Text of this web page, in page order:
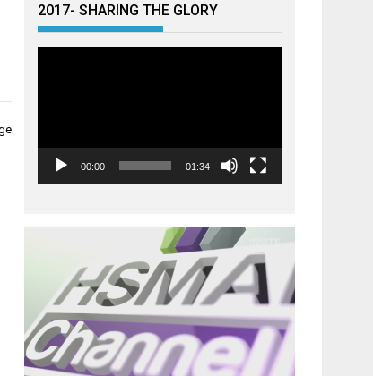
2017- SHARING THE GLORY
00:00 01:34